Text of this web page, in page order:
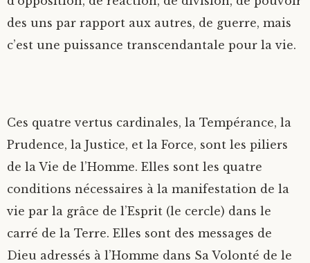
des uns par rapport aux autres, de guerre, mais
c’est une puissance transcendantale pour la vie.
Ces quatre vertus cardinales, la Tempérance, la
Prudence, la Justice, et la Force, sont les piliers
de la Vie de l’Homme. Elles sont les quatre
conditions nécessaires à la manifestation de la
vie par la grâce de l’Esprit (le cercle) dans le
carré de la Terre. Elles sont des messages de
Dieu adressés à l’Homme dans Sa Volonté de le